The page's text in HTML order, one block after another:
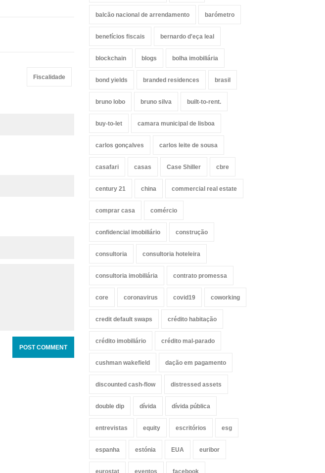
Fiscalidade
balcão nacional de arrendamento barómetro
benefícios fiscais bernardo d'eça leal
blockchain blogs bolha imobiliária
bond yields branded residences brasil
bruno lobo bruno silva built-to-rent.
buy-to-let camara municipal de lisboa
carlos gonçalves carlos leite de sousa
casafari casas Case Shiller cbre
century 21 china commercial real estate
comprar casa comércio
confidencial imobiliário construção
consultoria consultoria hoteleira
consultoria imobiliária contrato promessa
core coronavirus covid19 coworking
credit default swaps crédito habitação
crédito imobiliário crédito mal-parado
cushman wakefield dação em pagamento
discounted cash-flow distressed assets
double dip dívida dívida pública
entrevistas equity escritórios esg
espanha estónia EUA euribor
eurostat eventos facebook